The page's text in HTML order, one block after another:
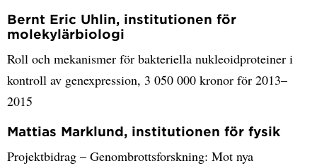
Bernt Eric Uhlin, institutionen för
molekylärbiologi
Roll och mekanismer för bakteriella nukleoidproteiner i
kontroll av genexpression, 3 050 000 kronor för 2013–
2015
Mattias Marklund, institutionen för fysik
Projektbidrag – Genombrottsforskning: Mot nya